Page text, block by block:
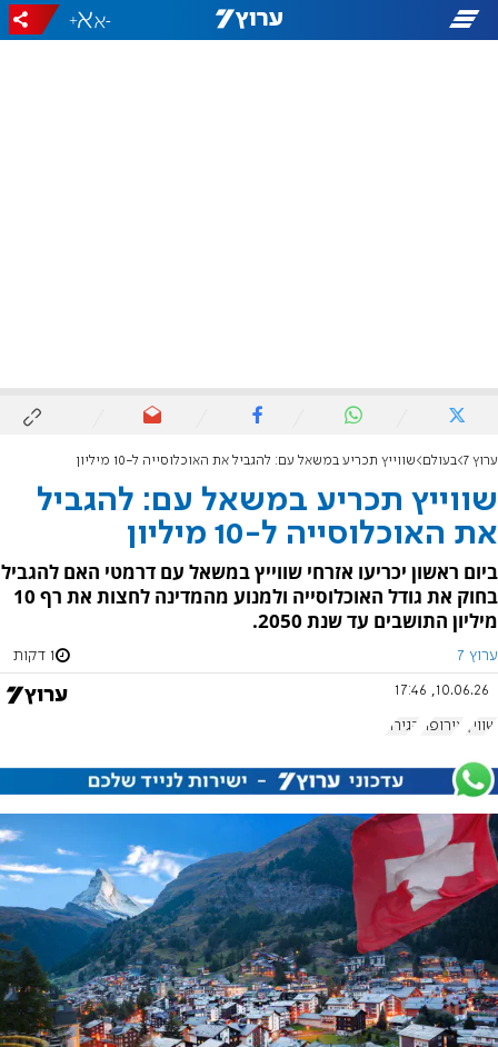
-
+
ערוץ 7 בעולם שווייץ תכריע במשאל עם: להגביל את האוכלוסייה ל-10 מיליון
שווייץ תכריע במשאל עם: להגביל
את האוכלוסייה ל-10 מיליון
ביום ראשון יכריעו אזרחי שווייץ במשאל עם דרמטי האם להגביל
בחוק את גודל האוכלוסייה ולמנוע מהמדינה לחצות את רף 10
מיליון התושבים עד שנת 2050.
ערוץ 7 1 דקות
10.06.26, 17:46
שוויץ אירופה הגירה